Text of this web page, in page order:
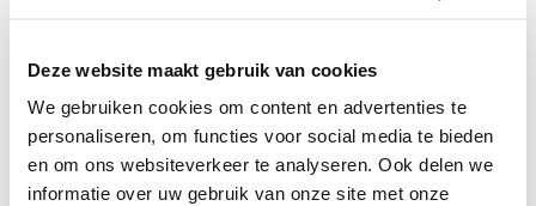
Deze website maakt gebruik van cookies
We gebruiken cookies om content en advertenties te
personaliseren, om functies voor social media te bieden
en om ons websiteverkeer te analyseren. Ook delen we
informatie over uw gebruik van onze site met onze
zochten ‘’Helaas bleek deze adviseur erg gericht op de
zakelijke kant en weinig oog te hebben voor het menselijke
aspect’’, vertelt Jan-Willem. ‘’Dit maakte het proces lastig,
omdat je tegelijk aan tafel zit met medewerkers waar je al 20
jaar mee samenwerkt en die je buiten de onderhandelingen